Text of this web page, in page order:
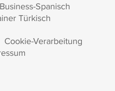
Spanisch
Türkisch
Cookie-Verarbeitung